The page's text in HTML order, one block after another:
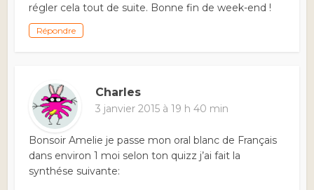
régler cela tout de suite. Bonne fin de week-end !
Répondre
Charles
3 janvier 2015 à 19 h 40 min
Bonsoir Amelie je passe mon oral blanc de Français
dans environ 1 moi selon ton quizz j’ai fait la
synthése suivante: